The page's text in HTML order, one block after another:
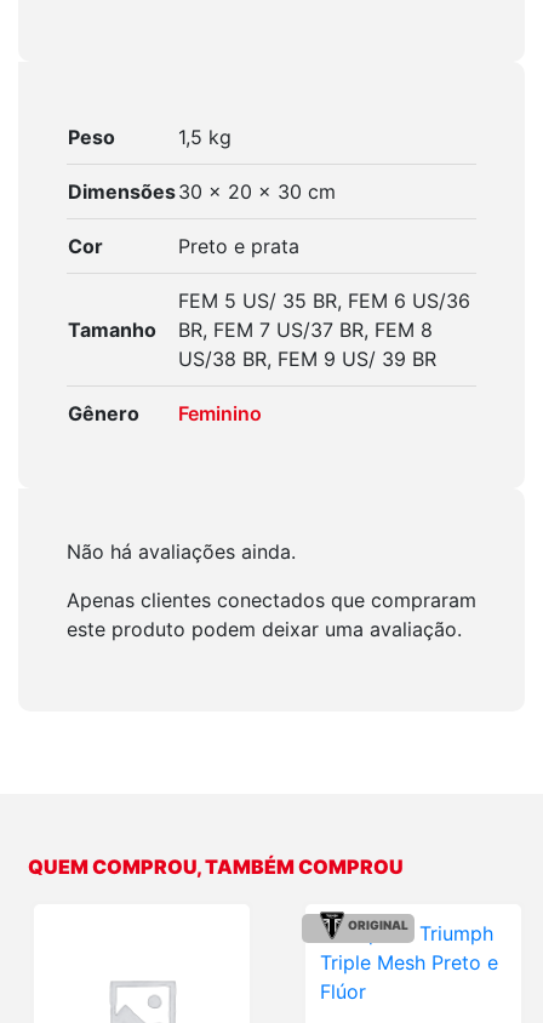
Peso 1,5 kg
Dimensões30 × 20 × 30 cm
Cor Preto e prata
Tamanho
FEM 5 US/ 35 BR, FEM 6 US/36
BR, FEM 7 US/37 BR, FEM 8
US/38 BR, FEM 9 US/ 39 BR
Gênero Feminino
Não há avaliações ainda.
Apenas clientes conectados que compraram
este produto podem deixar uma avaliação.
QUEM COMPROU, TAMBÉM COMPROU
ORIGINAL